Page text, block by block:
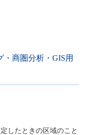
・商圏分析・GIS用
したときの区域のこと